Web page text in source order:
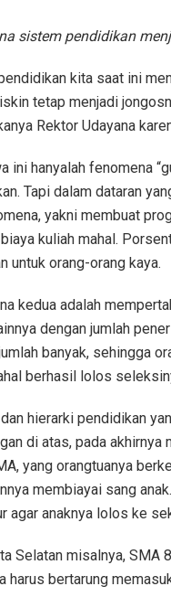
sistem pendidikan
kita saat ini
tetap menjadi
Rektor Udayana
ini hanyalah fenomena
Tapi dalam dataran
yakni membuat
kuliah mahal.
untuk orang-orang kaya.
kedua adalah
dengan jumlah
banyak, sehingga
berhasil lolos
hierarki pendidikan
di atas, pada
yang orangtuanya
membiayai sang
agar anaknya lolos ke
Selatan misalnya, SMA
harus bertarung